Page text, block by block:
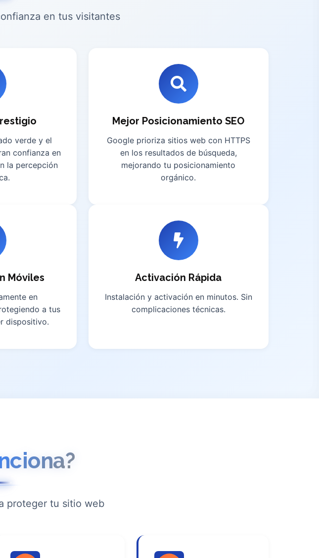
en tus visitantes
verde y el
confianza en
la percepción
Mejor Posicionamiento SEO
Google prioriza sitios web con HTTPS
en los resultados de búsqueda,
mejorando tu posicionamiento
orgánico.
Móviles
en
a tus
dispositivo.
Activación Rápida
Instalación y activación en minutos. Sin
complicaciones técnicas.
proteger tu sitio web